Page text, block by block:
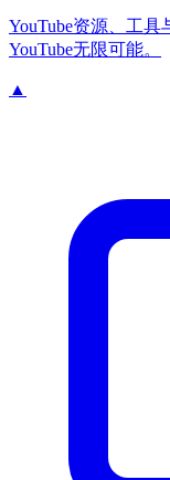
YouTube资源、工具
YouTube无限可能。
▲